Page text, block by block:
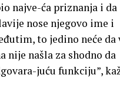
najve-ća priznanja i da
nose njegovo ime i
to jedino neće da
nije našla za shodno da
juću funkciju”,